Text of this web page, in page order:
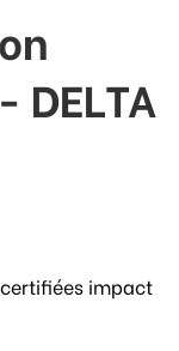
impact